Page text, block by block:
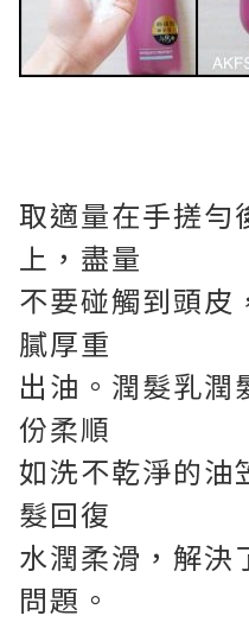
取適量在手搓勻
上，盡量
不要碰觸到頭皮
膩厚重
出油。 潤髮乳潤
份柔順
如洗不乾淨的油
髮回復
水潤柔滑，解決
問題。